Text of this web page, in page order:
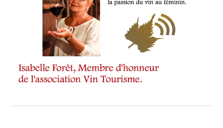
WINETASTINGVOUCHER.COM